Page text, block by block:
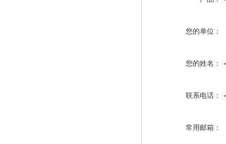
您的单位：
您的姓名：
联系电话：
常用邮箱：